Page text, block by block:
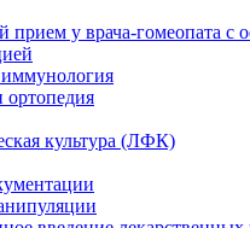
прием у врача-гомеопата с
ортопедия
культура (ЛФК)